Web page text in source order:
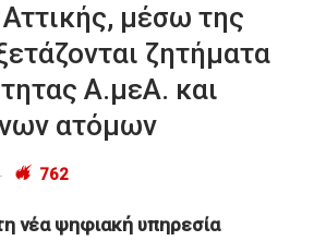
μέσω της
ζητήματα
Α.μεΑ. και
ατόμων
762
νέα ψηφιακή υπηρεσία